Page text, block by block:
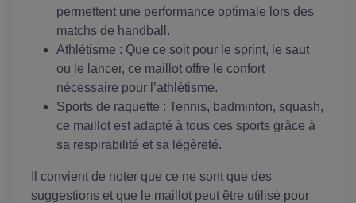
permettent une performance optimale lors des
matchs de handball.
Athlétisme : Que ce soit pour le sprint, le saut
ou le lancer, ce maillot offre le confort
nécessaire pour l’athlétisme.
Sports de raquette : Tennis, badminton, squash,
ce maillot est adapté à tous ces sports grâce à
sa respirabilité et sa légèreté.
Il convient de noter que ce ne sont que des
suggestions et que le maillot peut être utilisé pour